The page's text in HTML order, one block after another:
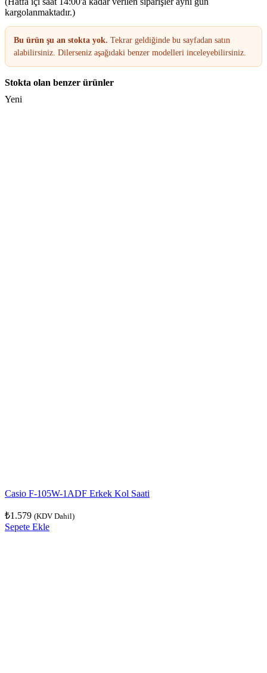
kargolanmaktadır.)
Bu ürün şu an stokta yok. Tekrar geldiğinde bu sayfadan satın
alabilirsiniz. Dilerseniz aşağıdaki benzer modelleri inceleyebilirsiniz.
Stokta olan benzer ürünler
Yeni
Casio F-105W-1ADF Erkek Kol Saati
₺1.579 (KDV Dahil)
Sepete Ekle